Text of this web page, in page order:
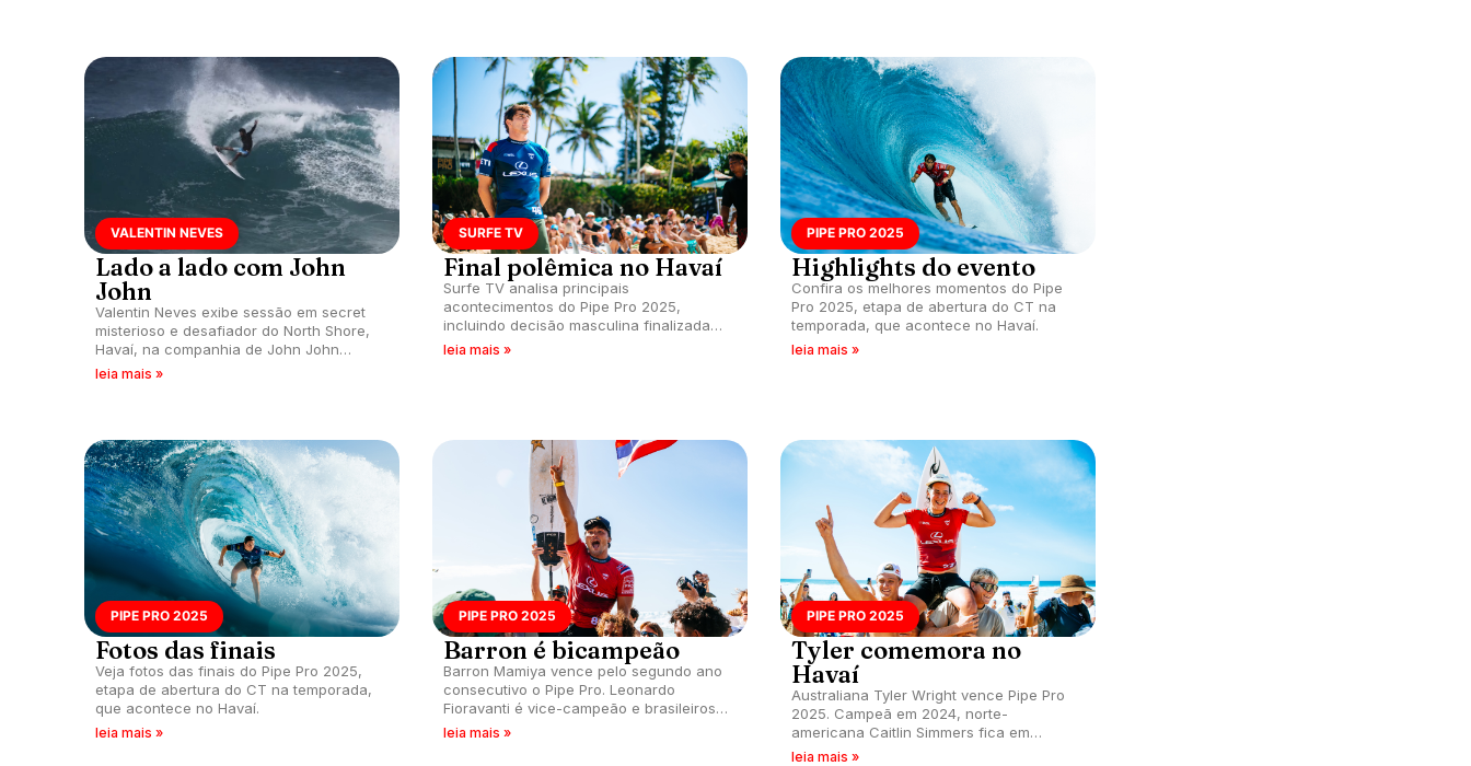
VALENTIN NEVES
Lado a lado com John
John
Valentin Neves exibe sessão em secret
misterioso e desafiador do North Shore,
Havaí, na companhia de John John
Florence.
leia mais »
SURFE TV
Final polêmica no Havaí
Surfe TV analisa principais
acontecimentos do Pipe Pro 2025,
incluindo decisão masculina finalizada
com polêmica.
leia mais »
PIPE PRO 2025
Highlights do evento
Confira os melhores momentos do Pipe
Pro 2025, etapa de abertura do CT na
temporada, que acontece no Havaí.
leia mais »
PIPE PRO 2025
Fotos das finais
Veja fotos das finais do Pipe Pro 2025,
etapa de abertura do CT na temporada,
que acontece no Havaí.
leia mais »
PIPE PRO 2025
Barron é bicampeão
Barron Mamiya vence pelo segundo ano
consecutivo o Pipe Pro. Leonardo
Fioravanti é vice-campeão e brasileiros
Ian Gouveia e Italo Ferreira ficam em
leia mais »
PIPE PRO 2025
Tyler comemora no
Havaí
Australiana Tyler Wright vence Pipe Pro
2025. Campeã em 2024, norte-
americana Caitlin Simmers fica em
segundo lugar.
leia mais »